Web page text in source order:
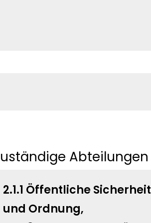
Abteilungen
2.1.1 Öffentliche Sicherheit
und Ordnung,